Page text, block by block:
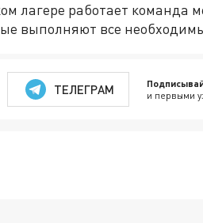
лагере работает команда
выполняют все
ТЕЛЕГРАМ и первыми